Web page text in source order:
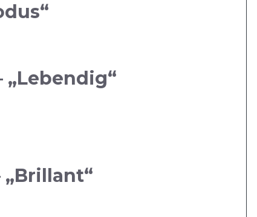
„Lebendig“
„Brillant“